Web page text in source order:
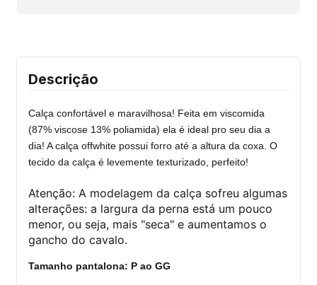
Descrição
Calça confortável e maravilhosa! Feita em viscomida
(87% viscose 13% poliamida) ela é ideal pro seu dia a
dia! A calça offwhite possui forro até a altura da coxa. O
tecido da calça é levemente texturizado, perfeito!
Atenção: A modelagem da calça sofreu algumas
alterações: a largura da perna está um pouco
menor, ou seja, mais "seca" e aumentamos o
gancho do cavalo.
Tamanho pantalona: P ao GG